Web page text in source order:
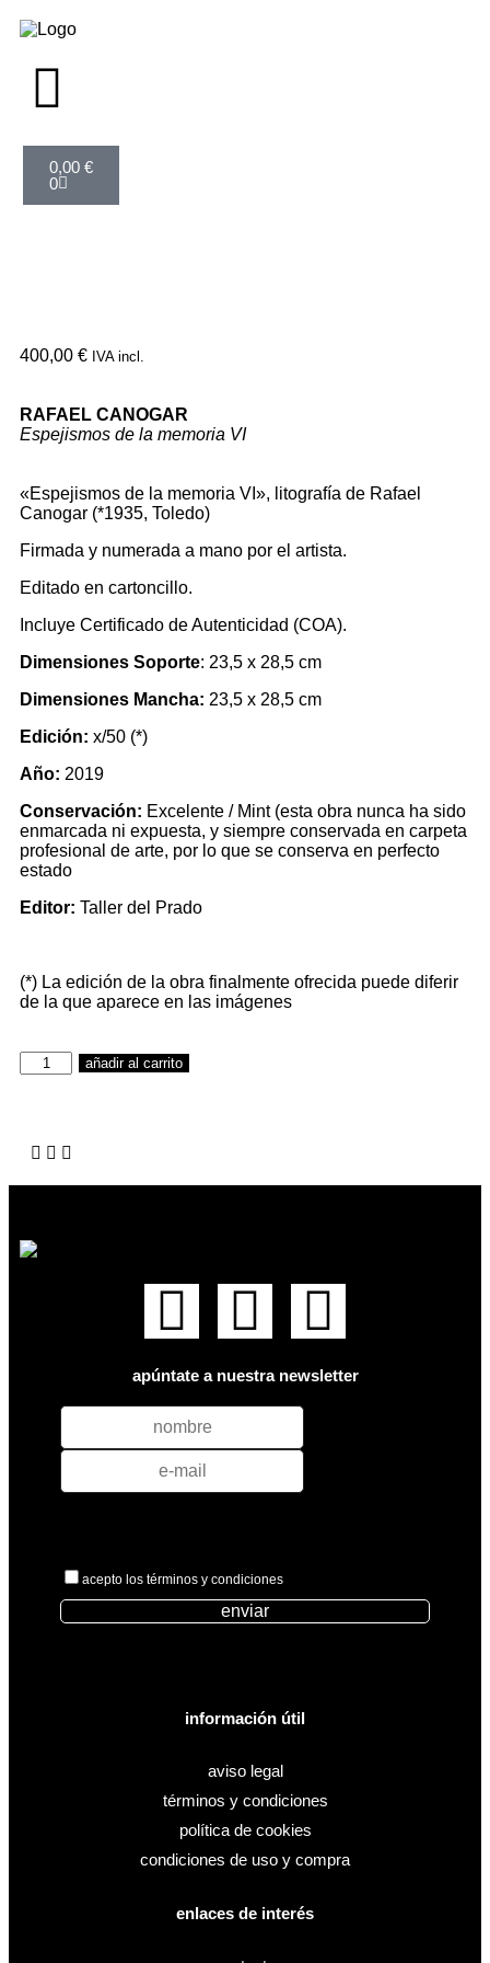
0,00 €
0
400,00 € IVA incl.
RAFAEL CANOGAR
Espejismos de la memoria VI
«Espejismos de la memoria VI», litografía de Rafael
Canogar (*1935, Toledo)
Firmada y numerada a mano por el artista.
Editado en cartoncillo.
Incluye Certificado de Autenticidad (COA).
Dimensiones Soporte: 23,5 x 28,5 cm
Dimensiones Mancha: 23,5 x 28,5 cm
Edición: x/50 (*)
Año: 2019
Conservación: Excelente / Mint (esta obra nunca ha sido
enmarcada ni expuesta, y siempre conservada en carpeta
profesional de arte, por lo que se conserva en perfecto
estado
Editor: Taller del Prado
(*) La edición de la obra finalmente ofrecida puede diferir
de la que aparece en las imágenes
añadir al carrito
apúntate a nuestra newsletter
acepto los términos y condiciones
enviar
información útil
aviso legal
términos y condiciones
política de cookies
condiciones de uso y compra
enlaces de interés